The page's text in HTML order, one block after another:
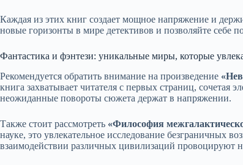
Каждая из этих книг создает мощное напряжение и
новые горизонты в мире детективов и позволяйте себе
Фантастика и фэнтези: уникальные миры, которые
Рекомендуется обратить внимание на произведение
книга захватывает читателя с первых страниц, сочетая
неожиданные повороты сюжета держат в напряжении.
Также стоит рассмотреть «Философия
науке, это увлекательное исследование безграничных
взаимодействии различных цивилизаций провоцируют